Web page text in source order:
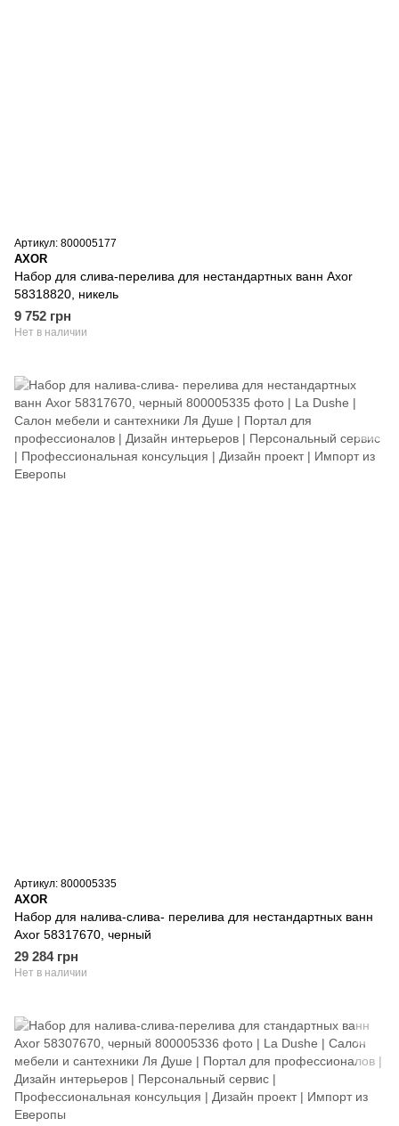
Артикул: 800005177
AXOR
Набор для слива-перелива для нестандартных ванн Axor
58318820, никель
9 752 грн
Нет в наличии
Артикул: 800005335
AXOR
Набор для налива-слива- перелива для нестандартных ванн
Axor 58317670, черный
29 284 грн
Нет в наличии